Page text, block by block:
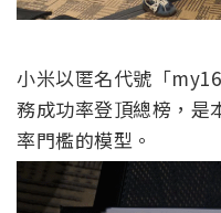
小米以匿名代號「
務成功率登頂總榜，是
率門檻的模型。